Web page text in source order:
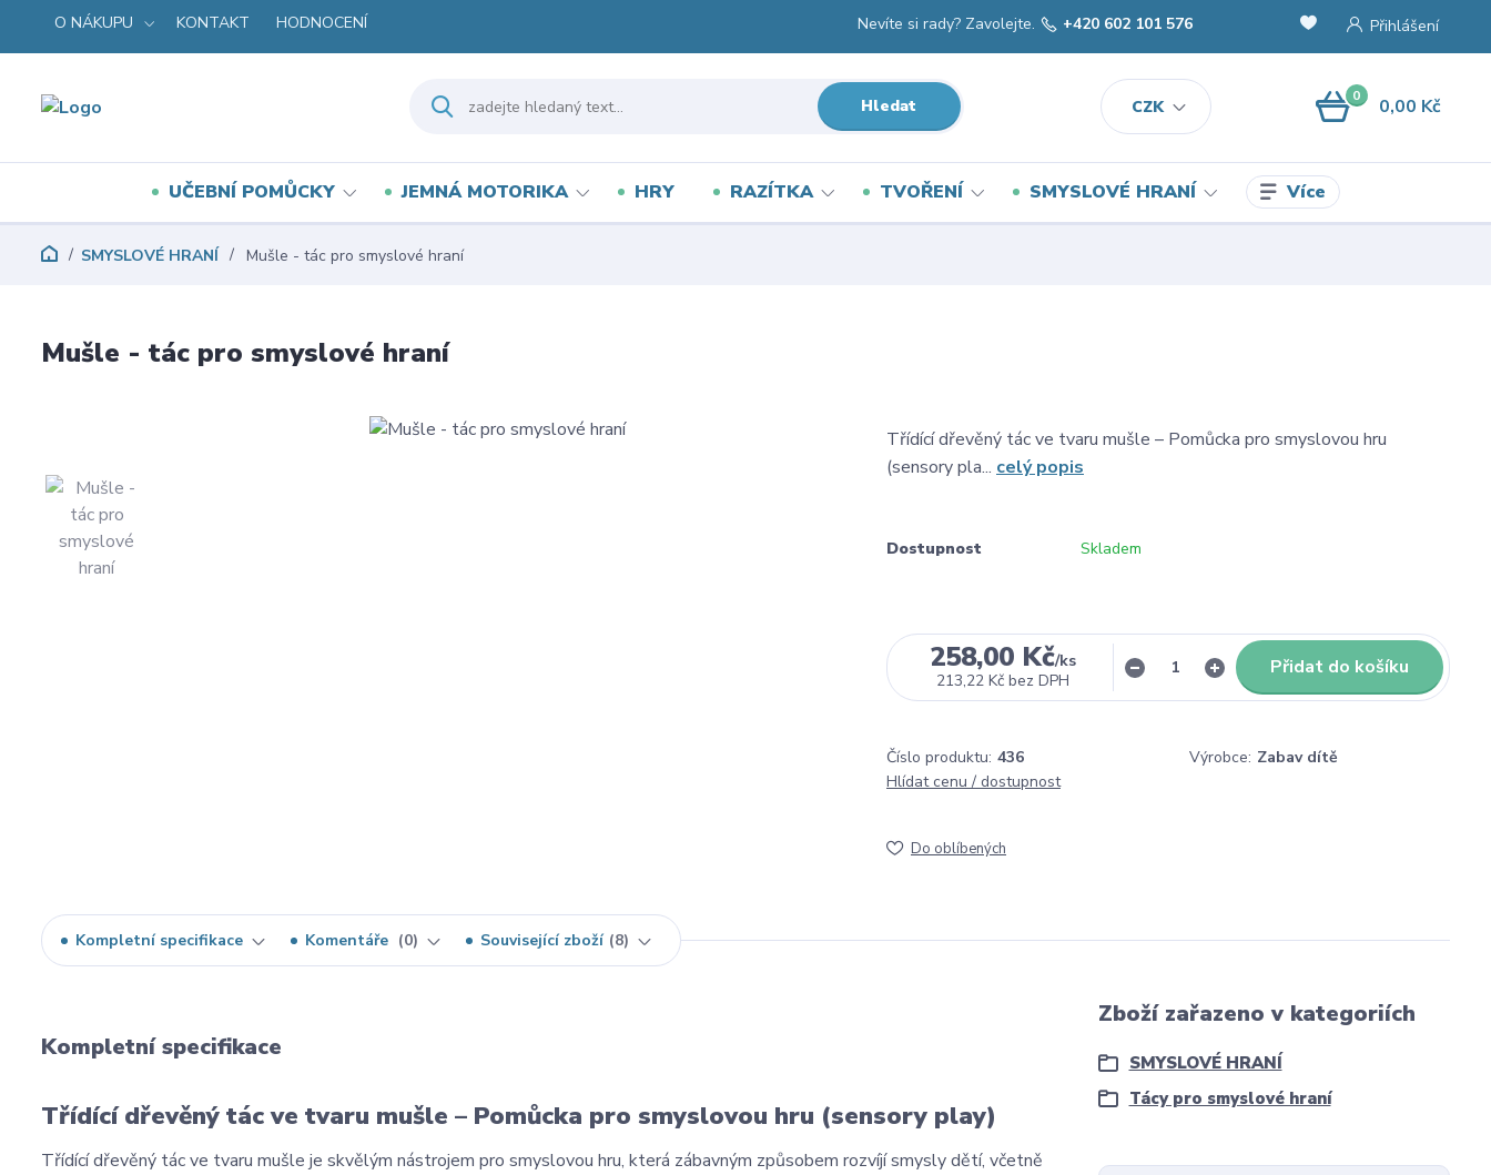
O NÁKUPU KONTAKT HODNOCENÍ
CZK
Přihlášení
Hledat
Nevíte si rady? Zavolejte. +420 602 101 576
0 0,00 Kč
UČEBNÍ POMŮCKY JEMNÁ MOTORIKA HRY RAZÍTKA TVOŘENÍ SMYSLOVÉ HRANÍ Více
SMYSLOVÉ HRANÍ Mušle - tác pro smyslové hraní
Mušle - tác pro smyslové hraní
Třídící dřevěný tác ve tvaru mušle – Pomůcka pro smyslovou hru
(sensory pla... celý popis
Dostupnost Skladem
258,00 Kč/ks
213,22 Kč bez DPH
Přidat do košíku
Číslo produktu: 436 Výrobce: Zabav dítě
Hlídat cenu / dostupnost
Do oblíbených
Kompletní specifikace Komentáře 0 Související zboží 8
Kompletní specifikace
Třídící dřevěný tác ve tvaru mušle – Pomůcka pro smyslovou hru (sensory play)
Třídící dřevěný tác ve tvaru mušle je skvělým nástrojem pro smyslovou hru, která zábavným způsobem rozvíjí smysly dětí, včetně
Zboží zařazeno v kategoriích
SMYSLOVÉ HRANÍ
Tácy pro smyslové hraní